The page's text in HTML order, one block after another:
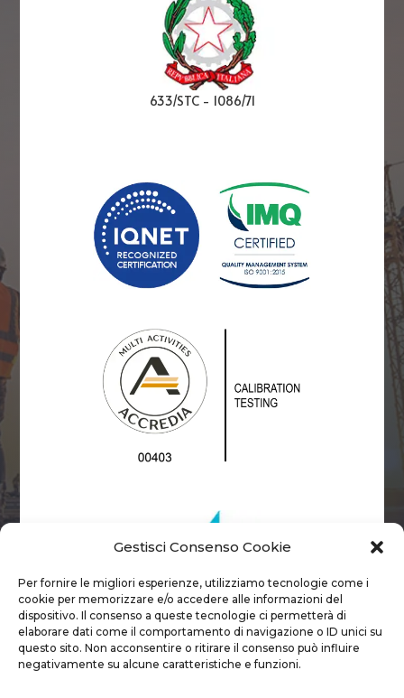
Gestisci Consenso Cookie
Per fornire le migliori esperienze, utilizziamo tecnologie come i
cookie per memorizzare e/o accedere alle informazioni del
dispositivo. Il consenso a queste tecnologie ci permetterà di
elaborare dati come il comportamento di navigazione o ID unici su
questo sito. Non acconsentire o ritirare il consenso può influire
negativamente su alcune caratteristiche e funzioni.
633/STC- 1086/71